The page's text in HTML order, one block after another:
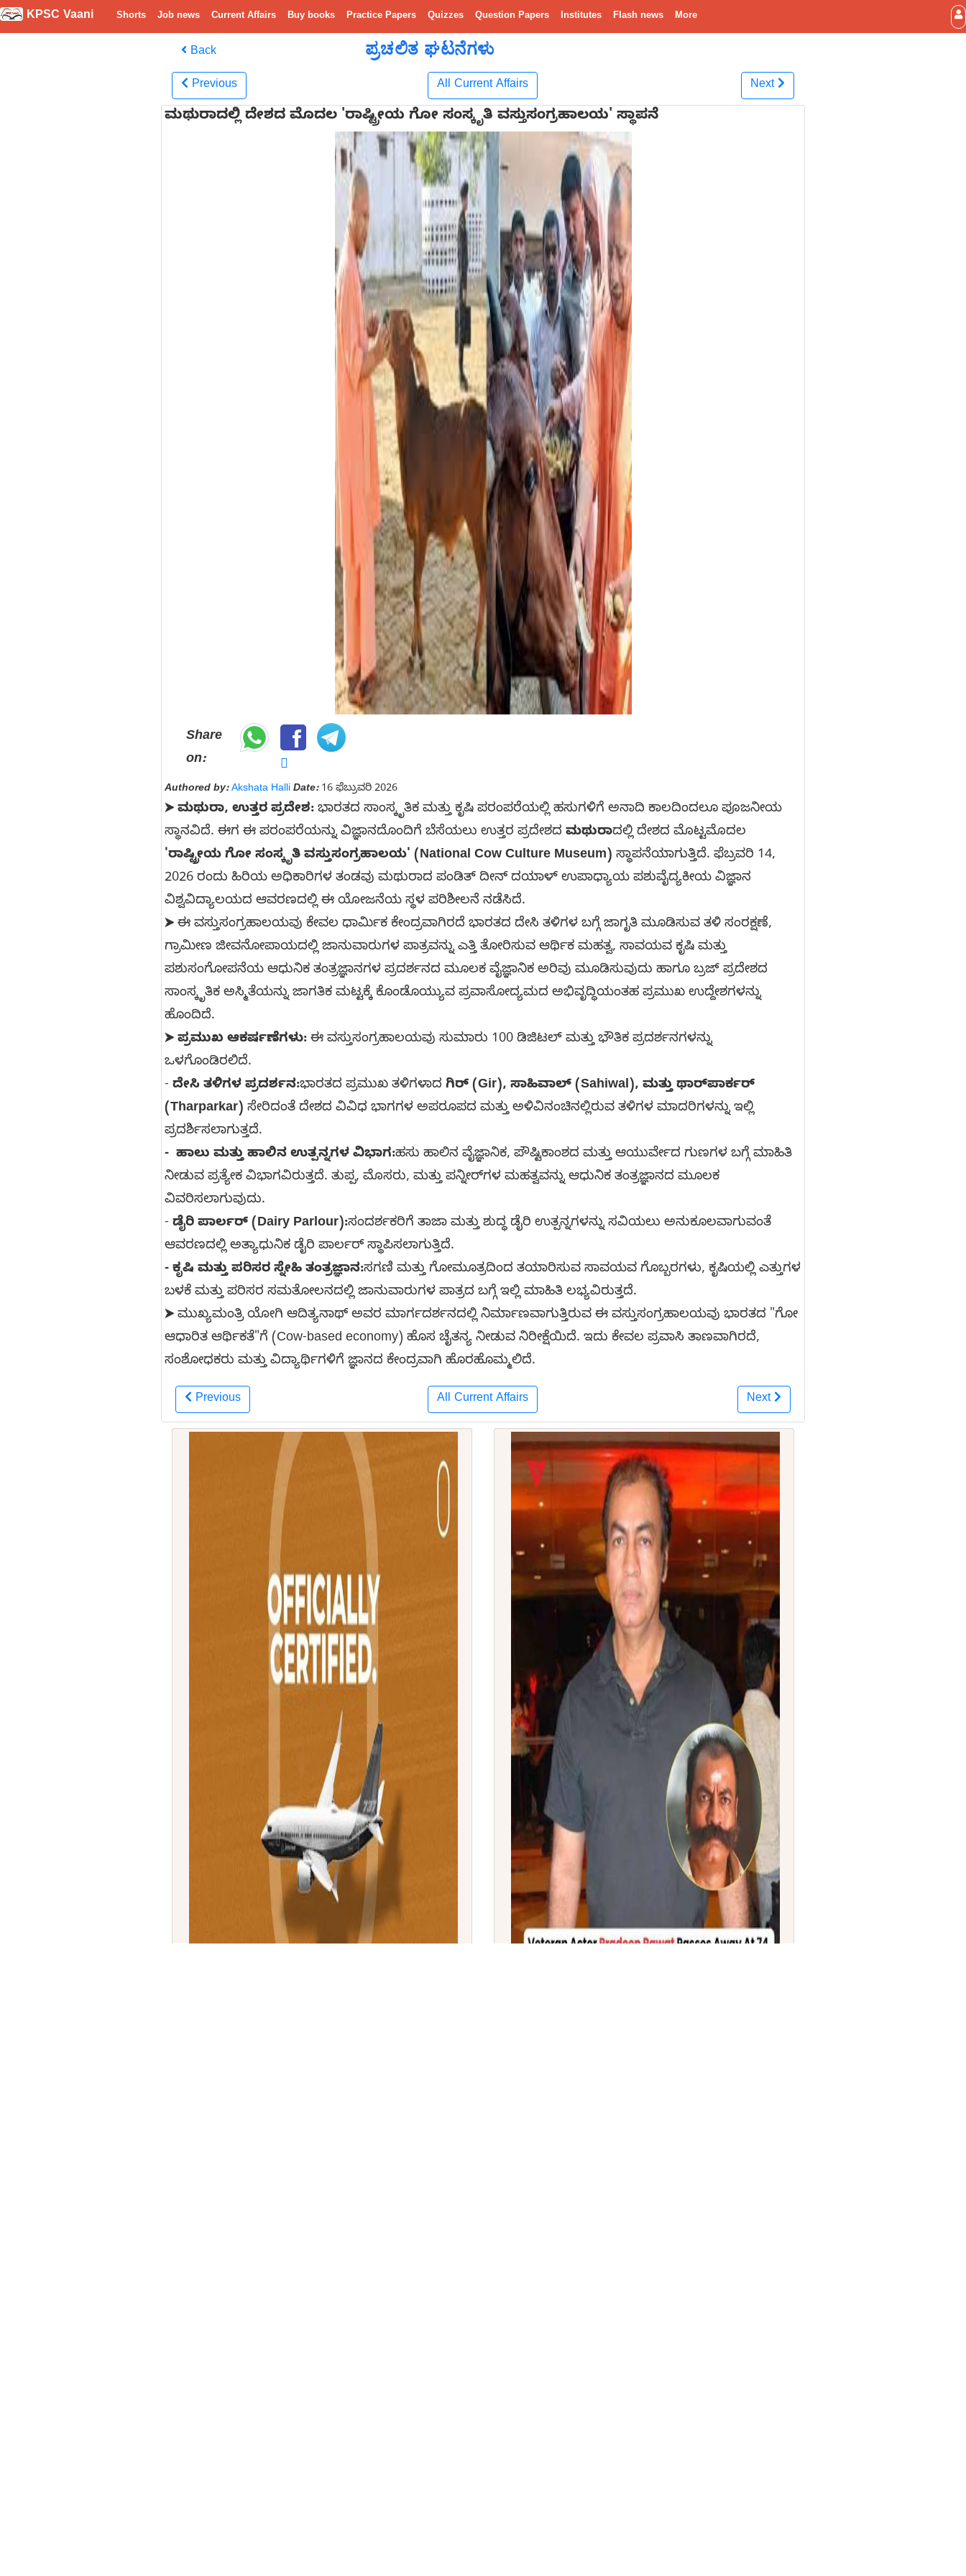
KPSC Vaani Shorts Job news Current Affairs Buy books Practice Papers Quizzes Question Papers Institutes Flash news More
Back ಪ್ರಚಲಿತ ಘಟನೆಗಳು
Previous All Current Affairs Next
ಮಥುರಾದಲ್ಲಿ ದೇಶದ ಮೊದಲ 'ರಾಷ್ಟ್ರೀಯ ಗೋ ಸಂಸ್ಕೃತಿ ವಸ್ತುಸಂಗ್ರಹಾಲಯ' ಸ್ಥಾಪನೆ
Share
on:
Authored by: Akshata Halli Date:16 ಫೆಬ್ರುವರಿ 2026
➤ ಮಥುರಾ, ಉತ್ತರ ಪ್ರದೇಶ: ಭಾರತದ ಸಾಂಸ್ಕೃತಿಕ ಮತ್ತು ಕೃಷಿ ಪರಂಪರೆಯಲ್ಲಿ ಹಸುಗಳಿಗೆ ಅನಾದಿ ಕಾಲದಿಂದಲೂ ಪೂಜನೀಯ
ಸ್ಥಾನವಿದೆ. ಈಗ ಈ ಪರಂಪರೆಯನ್ನು ವಿಜ್ಞಾನದೊಂದಿಗೆ ಬೆಸೆಯಲು ಉತ್ತರ ಪ್ರದೇಶದ ಮಥುರಾದಲ್ಲಿ ದೇಶದ ಮೊಟ್ಟಮೊದಲ
'ರಾಷ್ಟ್ರೀಯ ಗೋ ಸಂಸ್ಕೃತಿ ವಸ್ತುಸಂಗ್ರಹಾಲಯ' (National Cow Culture Museum) ಸ್ಥಾಪನೆಯಾಗುತ್ತಿದೆ. ಫೆಬ್ರವರಿ 14,
2026 ರಂದು ಹಿರಿಯ ಅಧಿಕಾರಿಗಳ ತಂಡವು ಮಥುರಾದ ಪಂಡಿತ್ ದೀನ್ ದಯಾಳ್ ಉಪಾಧ್ಯಾಯ ಪಶುವೈದ್ಯಕೀಯ ವಿಜ್ಞಾನ
ವಿಶ್ವವಿದ್ಯಾಲಯದ ಆವರಣದಲ್ಲಿ ಈ ಯೋಜನೆಯ ಸ್ಥಳ ಪರಿಶೀಲನೆ ನಡೆಸಿದೆ.
➤ ಈ ವಸ್ತುಸಂಗ್ರಹಾಲಯವು ಕೇವಲ ಧಾರ್ಮಿಕ ಕೇಂದ್ರವಾಗಿರದೆ ಭಾರತದ ದೇಸಿ ತಳಿಗಳ ಬಗ್ಗೆ ಜಾಗೃತಿ ಮೂಡಿಸುವ ತಳಿ ಸಂರಕ್ಷಣೆ,
ಗ್ರಾಮೀಣ ಜೀವನೋಪಾಯದಲ್ಲಿ ಜಾನುವಾರುಗಳ ಪಾತ್ರವನ್ನು ಎತ್ತಿ ತೋರಿಸುವ ಆರ್ಥಿಕ ಮಹತ್ವ, ಸಾವಯವ ಕೃಷಿ ಮತ್ತು
ಪಶುಸಂಗೋಪನೆಯ ಆಧುನಿಕ ತಂತ್ರಜ್ಞಾನಗಳ ಪ್ರದರ್ಶನದ ಮೂಲಕ ವೈಜ್ಞಾನಿಕ ಅರಿವು ಮೂಡಿಸುವುದು ಹಾಗೂ ಬ್ರಜ್ ಪ್ರದೇಶದ
ಸಾಂಸ್ಕೃತಿಕ ಅಸ್ಮಿತೆಯನ್ನು ಜಾಗತಿಕ ಮಟ್ಟಕ್ಕೆ ಕೊಂಡೊಯ್ಯುವ ಪ್ರವಾಸೋದ್ಯಮದ ಅಭಿವೃದ್ಧಿಯಂತಹ ಪ್ರಮುಖ ಉದ್ದೇಶಗಳನ್ನು
ಹೊಂದಿದೆ.
➤ ಪ್ರಮುಖ ಆಕರ್ಷಣೆಗಳು: ಈ ವಸ್ತುಸಂಗ್ರಹಾಲಯವು ಸುಮಾರು 100 ಡಿಜಿಟಲ್ ಮತ್ತು ಭೌತಿಕ ಪ್ರದರ್ಶನಗಳನ್ನು
ಒಳಗೊಂಡಿರಲಿದೆ.
- ದೇಸಿ ತಳಿಗಳ ಪ್ರದರ್ಶನ:ಭಾರತದ ಪ್ರಮುಖ ತಳಿಗಳಾದ ಗಿರ್ (Gir), ಸಾಹಿವಾಲ್ (Sahiwal), ಮತ್ತು ಥಾರ್‌ಪಾರ್ಕರ್
(Tharparkar) ಸೇರಿದಂತೆ ದೇಶದ ವಿವಿಧ ಭಾಗಗಳ ಅಪರೂಪದ ಮತ್ತು ಅಳಿವಿನಂಚಿನಲ್ಲಿರುವ ತಳಿಗಳ ಮಾದರಿಗಳನ್ನು ಇಲ್ಲಿ
ಪ್ರದರ್ಶಿಸಲಾಗುತ್ತದೆ.
- ಹಾಲು ಮತ್ತು ಹಾಲಿನ ಉತ್ಪನ್ನಗಳ ವಿಭಾಗ:ಹಸು ಹಾಲಿನ ವೈಜ್ಞಾನಿಕ, ಪೌಷ್ಟಿಕಾಂಶದ ಮತ್ತು ಆಯುರ್ವೇದ ಗುಣಗಳ ಬಗ್ಗೆ ಮಾಹಿತಿ
ನೀಡುವ ಪ್ರತ್ಯೇಕ ವಿಭಾಗವಿರುತ್ತದೆ. ತುಪ್ಪ, ಮೊಸರು, ಮತ್ತು ಪನ್ನೀರ್‌ಗಳ ಮಹತ್ವವನ್ನು ಆಧುನಿಕ ತಂತ್ರಜ್ಞಾನದ ಮೂಲಕ
ವಿವರಿಸಲಾಗುವುದು.
- ಡೈರಿ ಪಾರ್ಲರ್ (Dairy Parlour):ಸಂದರ್ಶಕರಿಗೆ ತಾಜಾ ಮತ್ತು ಶುದ್ಧ ಡೈರಿ ಉತ್ಪನ್ನಗಳನ್ನು ಸವಿಯಲು ಅನುಕೂಲವಾಗುವಂತೆ
ಆವರಣದಲ್ಲಿ ಅತ್ಯಾಧುನಿಕ ಡೈರಿ ಪಾರ್ಲರ್ ಸ್ಥಾಪಿಸಲಾಗುತ್ತಿದೆ.
- ಕೃಷಿ ಮತ್ತು ಪರಿಸರ ಸ್ನೇಹಿ ತಂತ್ರಜ್ಞಾನ:ಸಗಣಿ ಮತ್ತು ಗೋಮೂತ್ರದಿಂದ ತಯಾರಿಸುವ ಸಾವಯವ ಗೊಬ್ಬರಗಳು, ಕೃಷಿಯಲ್ಲಿ ಎತ್ತುಗಳ
ಬಳಕೆ ಮತ್ತು ಪರಿಸರ ಸಮತೋಲನದಲ್ಲಿ ಜಾನುವಾರುಗಳ ಪಾತ್ರದ ಬಗ್ಗೆ ಇಲ್ಲಿ ಮಾಹಿತಿ ಲಭ್ಯವಿರುತ್ತದೆ.
➤ ಮುಖ್ಯಮಂತ್ರಿ ಯೋಗಿ ಆದಿತ್ಯನಾಥ್ ಅವರ ಮಾರ್ಗದರ್ಶನದಲ್ಲಿ ನಿರ್ಮಾಣವಾಗುತ್ತಿರುವ ಈ ವಸ್ತುಸಂಗ್ರಹಾಲಯವು ಭಾರತದ "ಗೋ
ಆಧಾರಿತ ಆರ್ಥಿಕತೆ"ಗೆ (Cow-based economy) ಹೊಸ ಚೈತನ್ಯ ನೀಡುವ ನಿರೀಕ್ಷೆಯಿದೆ. ಇದು ಕೇವಲ ಪ್ರವಾಸಿ ತಾಣವಾಗಿರದೆ,
ಸಂಶೋಧಕರು ಮತ್ತು ವಿದ್ಯಾರ್ಥಿಗಳಿಗೆ ಜ್ಞಾನದ ಕೇಂದ್ರವಾಗಿ ಹೊರಹೊಮ್ಮಲಿದೆ.
Previous All Current Affairs Next